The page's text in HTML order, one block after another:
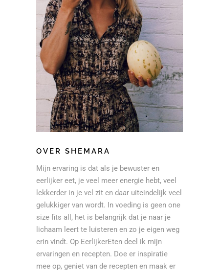
OVER SHEMARA
Mijn ervaring is dat als je bewuster en
eerlijker eet, je veel meer energie hebt, veel
lekkerder in je vel zit en daar uiteindelijk veel
gelukkiger van wordt. In voeding is geen one
size fits all, het is belangrijk dat je naar je
lichaam leert te luisteren en zo je eigen weg
erin vindt. Op EerlijkerEten deel ik mijn
ervaringen en recepten. Doe er inspiratie
mee op, geniet van de recepten en maak er